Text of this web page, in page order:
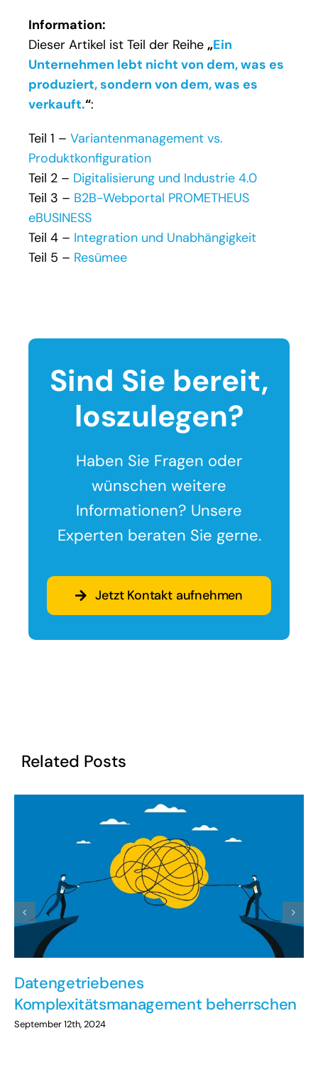
Information:
Dieser Artikel ist Teil der Reihe „Ein
Unternehmen lebt nicht von dem, was es
produziert, sondern von dem, was es
verkauft.“:
Teil 1 – Variantenmanagement vs.
Produktkonfiguration
Teil 2 – Digitalisierung und Industrie 4.0
Teil 3 – B2B-Webportal PROMETHEUS
eBUSINESS
Teil 4 – Integration und Unabhängigkeit
Teil 5 – Resümee
Sind Sie bereit,
loszulegen?
Haben Sie Fragen oder
wünschen weitere
Informationen? Unsere
Experten beraten Sie gerne.
Jetzt Kontakt aufnehmen
Related Posts
Datengetriebenes
Komplexitätsmanagement beherrschen
September 12th, 2024